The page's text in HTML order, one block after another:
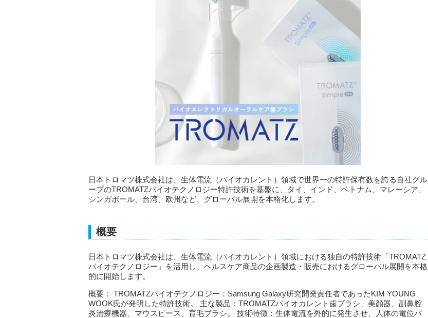
日本トロマツ株式会社は、生体電流（バイオカレント）領域で世界一の特許保有数を誇る自社グル
ープのTROMATZバイオテクノロジー特許技術を基盤に、タイ、インド、ベトナム、マレーシア、
シンガポール、台湾、欧州など、グローバル展開を本格化します。
概要
日本トロマツ株式会社は、生体電流（バイオカレント）領域における独自の特許技術「TROMATZ
バイオテクノロジー」を活用し、ヘルスケア商品の企画製造・販売におけるグローバル展開を本格
的に開始します。
概要： TROMATZバイオテクノロジー：Samsung Galaxy研究開発責任者であったKIM YOUNG
WOOK氏が発明した特許技術。 主な製品：TROMATZバイオカレント歯ブラシ、美顔器、副鼻腔
炎治療機器、マウスピース、育毛ブラシ。 技術特徴：生体電流を外的に発生させ、人体の電位バ